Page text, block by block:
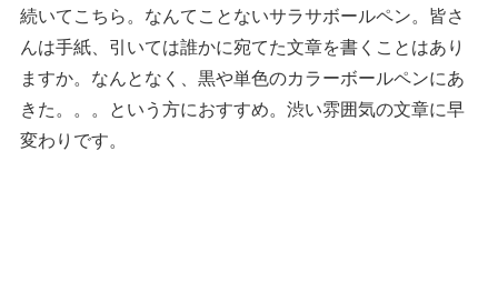
続いてこちら。なんてことないサラサボールペン。皆さ
んは手紙、引いては誰かに宛てた文章を書くことはあり
ますか。なんとなく、黒や単色のカラーボールペンにあ
きた。。。という方におすすめ。渋い雰囲気の文章に早
変わりです。